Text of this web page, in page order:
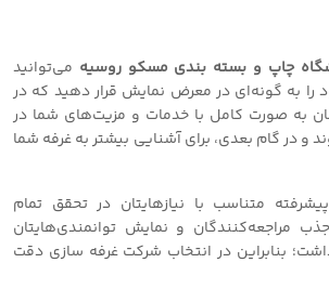
چاپ و بسته بندی مسکو روسیه می‌توانید
به گونه‌ای در معرض نمایش قرار دهید که در
به صورت کامل با خدمات و مزیت‌های شما در
و در گام بعدی، برای آشنایی بیشتر به غرفه شما
متناسب با نیازهایتان در تحقق تمام
مراجعه‌کنندگان و نمایش توانمندی‌هایتان
بنابراین در انتخاب شرکت غرفه سازی دقت